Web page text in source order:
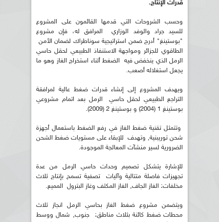
قدرات الإنتاج.
وحسب الشروحات التي قدمها القائمون على المشروع
للسيد جراد والوفد الوزاري المرافق له، فإن مشروع
"بوستينغ" أدرج ضمن استراتيجية سوناطراك لضمان الأمن
الطاقوي للجزائر ومواجهة الاستنفاذ الطبيعي لحقل حاسي
الرمل الذي ينخفض فيه الضغط أثناء استخراج الغاز وهو ما
يجعل استغلاله أصعب.
ويهدف المشروع إلى إنشاء قدرات ضغط عالية لمرافقة
التراجع الطبيعي لحقل حاسي الرمل بعد اتمام مشروعي
بوستينغ 1 (2004) و بوستينغ 2 (2009).
وتتمثل تقنية ضغط الغاز في رفع الضغط باستعمال أجهزة
شحن توريبنية, وتهدف للإبقاء على مستويات ضغط الشحن
الضرورية لسير منشآت المعالجة الموجودة.
للإشارة يتشكل تصميم وحدات حاسي الرمل من عدة
تجهيزات فاصلة متتالية وآليات تصفية تسمح بإنتاج ثلاث
مخلفات: الغاز الجاف, الغاز المكثف وغاز البترول المميع.
ويتضمن مشروع ضغط الغاز بحاسي الرمل انجاز ثلاث
محطات ضغط كائنة بثلاث مناطق: جنوب, شمال ووسط